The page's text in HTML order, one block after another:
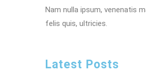
Nam nulla ipsum, venenatis
felis quis, ultricies.
Latest Posts